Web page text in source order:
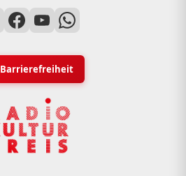
Barrierefreiheit